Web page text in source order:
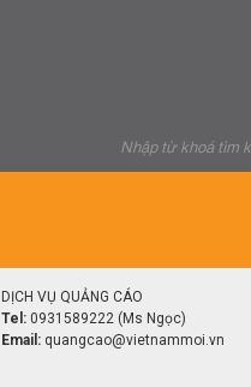
DỊCH VỤ QUẢNG CÁO
Tel: 0931589222 (Ms Ngọc)
Email: quangcao@vietnammoi.vn